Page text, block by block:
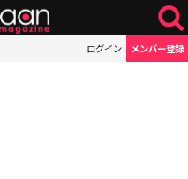
ログイン メンバー登録